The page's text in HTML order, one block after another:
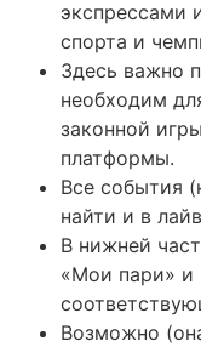
экспрессами
спорта и
Здесь важно
необходим
законной
платформы.
Все события
найти и в
В нижней
«Мои пари» и
Возможно